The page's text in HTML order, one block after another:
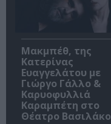
Μακμπέθ, της
Κατερίνας
Ευαγγελάτου με
Γιώργο Γάλλο &
Καρυοφυλλιά
Καραμπέτη στο
Θέατρο